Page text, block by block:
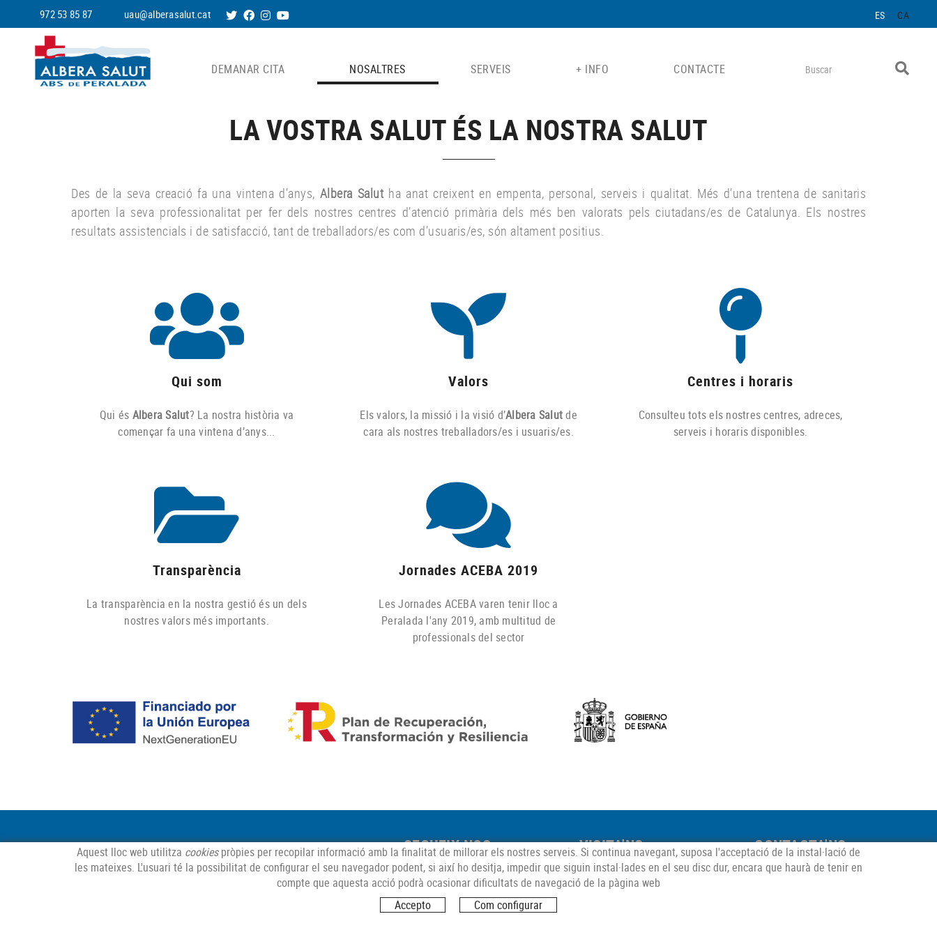
972 53 85 87 uau@alberasalut.cat ES CA
DEMANAR CITA NOSALTRES SERVEIS + INFO CONTACTE
LA VOSTRA SALUT ÉS LA NOSTRA SALUT
Des de la seva creació fa una vintena d’anys, Albera Salutha anat creixent en empenta, personal, serveis i qualitat. Més d’una trentena de sanitaris
aporten la seva professionalitat per fer dels nostres centres d’atenció primària dels més ben valorats pels ciutadans/es de Catalunya. Els nostres
resultats assistencials i de satisfacció, tant de treballadors/es com d’usuaris/es, són altament positius.
Qui som
Qui és Albera Salut? La nostra història va
començar fa una vintena d’anys...
Valors
Els valors, la missió i la visió d’Albera Salutde
cara als nostres treballadors/es i usuaris/es.
Centres i horaris
Consulteu tots els nostres centres, adreces,
serveis i horaris disponibles.
Transparència
La transparència en la nostra gestió és un dels
nostres valors més importants.
Jornades ACEBA 2019
Les Jornades ACEBA varen tenir lloc a
Peralada l'any 2019, amb multitud de
professionals del sector
SEGUEIX-NOS VISITA'NS
Carrer Toló, 3-5, – 17491
Peralada, Girona
CONTACTA'NS
972 53 85 87
Aquest lloc web utilitza cookiespròpies per recopilar informació amb la finalitat de millorar els nostres serveis. Si continua navegant, suposa l'acceptació de la instal·lació de
les mateixes. L'usuari té la possibilitat de configurar el seu navegador podent, si així ho desitja, impedir que siguin instal·lades en el seu disc dur, encara que haurà de tenir en
compte que aquesta acció podrà ocasionar dificultats de navegació de la pàgina web
Accepto
Com configurar